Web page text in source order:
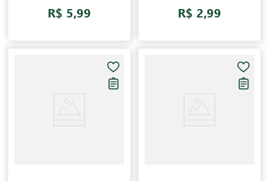
R$ 5,99 R$ 2,99